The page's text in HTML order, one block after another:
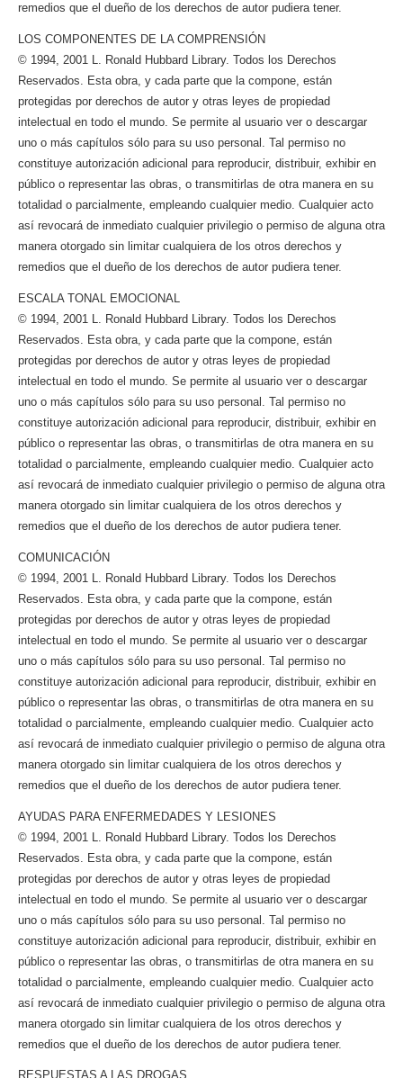
remedios que el dueño de los derechos de autor pudiera tener.
LOS COMPONENTES DE LA COMPRENSIÓN
© 1994, 2001 L. Ronald Hubbard Library. Todos los Derechos
Reservados. Esta obra, y cada parte que la compone, están
protegidas por derechos de autor y otras leyes de propiedad
intelectual en todo el mundo. Se permite al usuario ver o descargar
uno o más capítulos sólo para su uso personal. Tal permiso no
constituye autorización adicional para reproducir, distribuir, exhibir en
público o representar las obras, o transmitirlas de otra manera en su
totalidad o parcialmente, empleando cualquier medio. Cualquier acto
así revocará de inmediato cualquier privilegio o permiso de alguna otra
manera otorgado sin limitar cualquiera de los otros derechos y
remedios que el dueño de los derechos de autor pudiera tener.
ESCALA TONAL EMOCIONAL
© 1994, 2001 L. Ronald Hubbard Library. Todos los Derechos
Reservados. Esta obra, y cada parte que la compone, están
protegidas por derechos de autor y otras leyes de propiedad
intelectual en todo el mundo. Se permite al usuario ver o descargar
uno o más capítulos sólo para su uso personal. Tal permiso no
constituye autorización adicional para reproducir, distribuir, exhibir en
público o representar las obras, o transmitirlas de otra manera en su
totalidad o parcialmente, empleando cualquier medio. Cualquier acto
así revocará de inmediato cualquier privilegio o permiso de alguna otra
manera otorgado sin limitar cualquiera de los otros derechos y
remedios que el dueño de los derechos de autor pudiera tener.
COMUNICACIÓN
© 1994, 2001 L. Ronald Hubbard Library. Todos los Derechos
Reservados. Esta obra, y cada parte que la compone, están
protegidas por derechos de autor y otras leyes de propiedad
intelectual en todo el mundo. Se permite al usuario ver o descargar
uno o más capítulos sólo para su uso personal. Tal permiso no
constituye autorización adicional para reproducir, distribuir, exhibir en
público o representar las obras, o transmitirlas de otra manera en su
totalidad o parcialmente, empleando cualquier medio. Cualquier acto
así revocará de inmediato cualquier privilegio o permiso de alguna otra
manera otorgado sin limitar cualquiera de los otros derechos y
remedios que el dueño de los derechos de autor pudiera tener.
AYUDAS PARA ENFERMEDADES Y LESIONES
© 1994, 2001 L. Ronald Hubbard Library. Todos los Derechos
Reservados. Esta obra, y cada parte que la compone, están
protegidas por derechos de autor y otras leyes de propiedad
intelectual en todo el mundo. Se permite al usuario ver o descargar
uno o más capítulos sólo para su uso personal. Tal permiso no
constituye autorización adicional para reproducir, distribuir, exhibir en
público o representar las obras, o transmitirlas de otra manera en su
totalidad o parcialmente, empleando cualquier medio. Cualquier acto
así revocará de inmediato cualquier privilegio o permiso de alguna otra
manera otorgado sin limitar cualquiera de los otros derechos y
remedios que el dueño de los derechos de autor pudiera tener.
RESPUESTAS A LAS DROGAS